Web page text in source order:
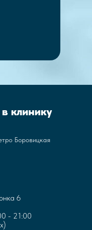
клинику
Боровицкая
6
- 21:00